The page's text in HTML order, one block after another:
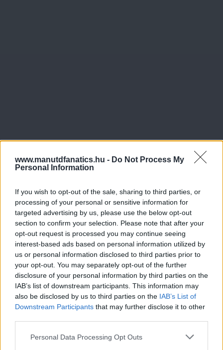
www.manutdfanatics.hu - Do Not Process My
Personal Information
If you wish to opt-out of the sale, sharing to third parties, or
processing of your personal or sensitive information for
targeted advertising by us, please use the below opt-out
section to confirm your selection. Please note that after your
opt-out request is processed you may continue seeing
interest-based ads based on personal information utilized by
us or personal information disclosed to third parties prior to
your opt-out. You may separately opt-out of the further
disclosure of your personal information by third parties on the
IAB’s list of downstream participants. This information may
also be disclosed by us to third parties on the IAB’s List of
Downstream Participants that may further disclose it to other
Please note that this website/app uses one or more Google
Personal Data Processing Opt Outs